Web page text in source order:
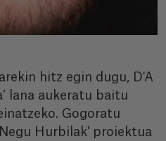
hitz egin dugu, D'A
lana aukeratu baitu
Gogoratu
Hurbilak' proiektua